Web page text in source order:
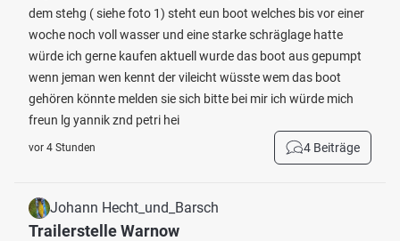
dem stehg ( siehe foto 1) steht eun boot welches bis vor einer
woche noch voll wasser und eine starke schräglage hatte
würde ich gerne kaufen aktuell wurde das boot aus gepumpt
wenn jeman wen kennt der vileicht wüsste wem das boot
gehören könnte melden sie sich bitte bei mir ich würde mich
freun lg yannik znd petri hei
vor 4 Stunden 4 Beiträge
Johann Hecht_und_Barsch
Trailerstelle Warnow